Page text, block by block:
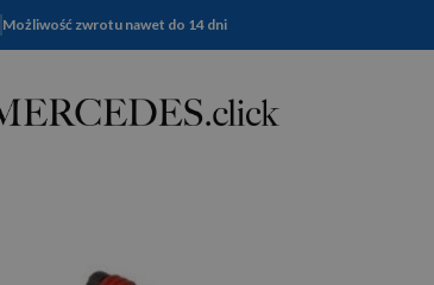
Możliwość zwrotu nawet do 14 dni